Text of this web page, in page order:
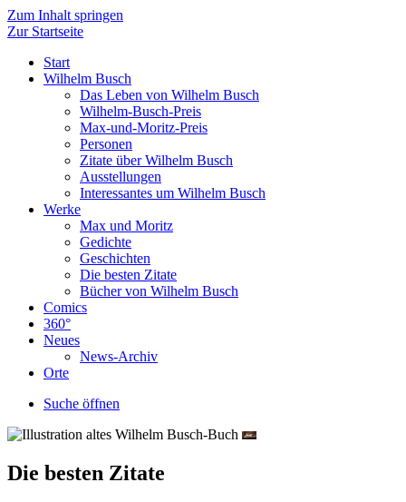
Zum Inhalt springen
Zur Startseite
Start
Wilhelm Busch
Das Leben von Wilhelm Busch
Wilhelm-Busch-Preis
Max-und-Moritz-Preis
Personen
Zitate über Wilhelm Busch
Ausstellungen
Interessantes um Wilhelm Busch
Werke
Max und Moritz
Gedichte
Geschichten
Die besten Zitate
Bücher von Wilhelm Busch
Comics
360°
Neues
News-Archiv
Orte
Suche öffnen
Die besten Zitate